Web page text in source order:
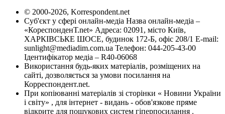
© 2000-2026, Korrespondent.net
Суб'єкт у сфері онлайн-медіа Назва онлайн-медіа –
«КореспонденТ.net» Адреса: 02091, місто Київ,
ХАРКІВСЬКЕ ШОСЕ, будинок 172-Б, офіс 208/1 E-mail:
sunlight@mediadim.com.ua Телефон: 044-205-43-00
Ідентифікатор медіа – R40-06068
Використання будь-яких матеріалів, розміщених на
сайті, дозволяється за умови посилання на
Корреспондент.net.
При копіюванні матеріалів зі сторінки « Новини України
і світу» , для інтернет - видань - обов'язкове пряме
відкрите для пошукових систем гіперпосилання .